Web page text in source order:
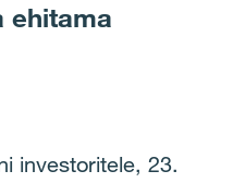
ehitama
investoritele, 23.